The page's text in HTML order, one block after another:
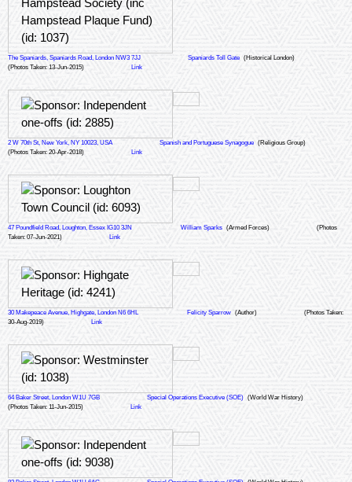
The Spaniards, Spaniards Road, London NW3 7JJ Spaniards Toll Gate (Historical London)
(Photos Taken: 13-Jun-2015)
Link
2 W 70th St, New York, NY 10023, USA Spanish and Portuguese Synagogue (Religious Group)
(Photos Taken: 20-Apr-2018)
Link
47 Poundfield Road, Loughton, Essex IG10 3JN William Sparks (Armed Forces)
(Photos
Taken: 07-Jun-2021)
Link
30 Makepeace Avenue, Highgate, London N6 6HL Felicity Sparrow (Author)
(Photos Taken:
30-Aug-2019)
Link
64 Baker Street, London W1U 7GB Special Operations Executive (SOE) (World War History)
(Photos Taken: 11-Jun-2015)
Link